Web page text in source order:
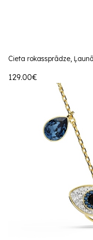
Cieta rokassprādze,
129.00€